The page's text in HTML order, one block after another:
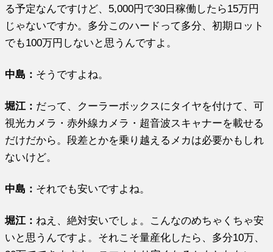
る予定なんですけど、5,000円で30日稼働したら15万円
じゃないですか。多分このハードって多分、初期ロット
でも100万円しないと思うんですよ。
中島： そうですよね。
堀江 ： だって、クーラーボックスにタイヤを付けて、可
視光カメラ・赤外線カメラ・超音波スキャナーを載せる
だけだから。段差とかを乗り越えるメカは必要かもしれ
ないけど。
中島： それでも安いですよね。
堀江 ： ねえ、絶対安いでしょ。こんなのめちゃくちゃ安
いと思うんですよ。それこそ量産化したら、多分10万、